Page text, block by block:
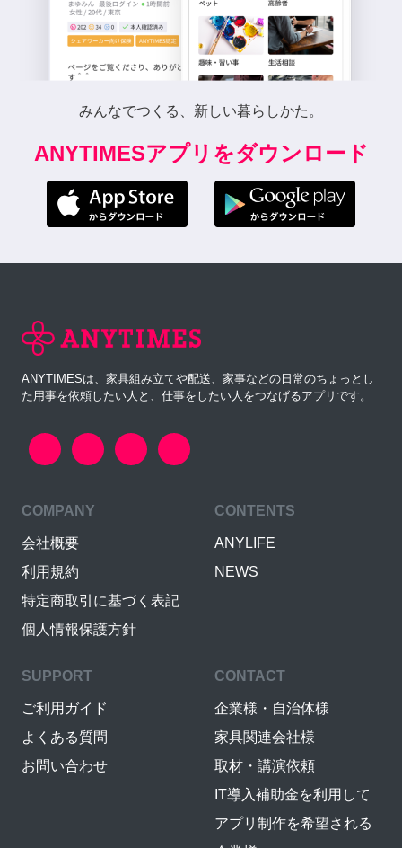
みんなでつくる、新しい暮らしかた。
ANYTIMESアプリをダウンロード
ANYTIMESは、家具組み立てや配送、家事などの日常のちょっとし
た用事を依頼したい人と、仕事をしたい人をつなげるアプリです。
COMPANY
会社概要
利用規約
特定商取引に基づく表記
個人情報保護方針
CONTENTS
ANYLIFE
NEWS
SUPPORT
ご利用ガイド
よくある質問
お問い合わせ
CONTACT
企業様・自治体様
家具関連会社様
取材・講演依頼
IT導入補助金を利用して
アプリ制作を希望される